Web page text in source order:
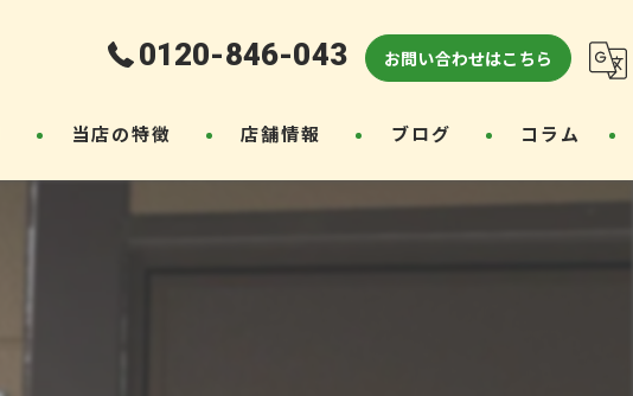
0120-846-043 お問い合わせはこちら
当店の特徴 店舗情報 ブログ コラム